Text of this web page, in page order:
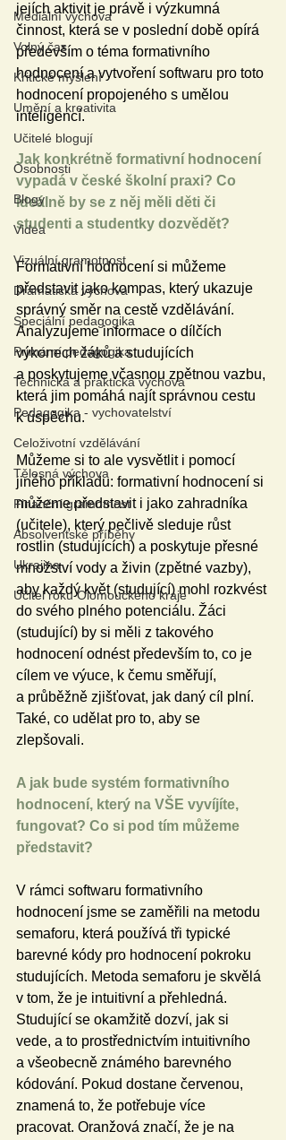
Mediální výchova
Volný čas
Kritické myšlení
Umění a kreativita
Učitelé blogují
Osobnosti
Blogy
Videa
Vizuální gramotnost
Dramatická výchova
Speciální pedagogika
Primární pedagogika
Technická a praktická výchova
Pedagogika - vychovatelství
Celoživotní vzdělávání
Tělesná výchova
Finanční gramotnost
Absolventské příběhy
Ukrajina
Učitel roku Olomouckého kraje
jejích aktivit je právě i výzkumná
činnost, která se v poslední době opírá
především o téma formativního
hodnocení a vytvoření softwaru pro toto
hodnocení propojeného s umělou
inteligencí.
Jak konkrétně formativní hodnocení
vypadá v české školní praxi? Co
ideálně by se z něj měli děti či
studenti a studentky dozvědět?
Formativní hodnocení si můžeme
představit jako kompas, který ukazuje
správný směr na cestě vzdělávání.
Analyzujeme informace o dílčích
výkonech žáků a studujících
a poskytujeme včasnou zpětnou vazbu,
která jim pomáhá najít správnou cestu
k úspěchu.
Můžeme si to ale vysvětlit i pomocí
jiného příkladu: formativní hodnocení si
můžeme představit i jako zahradníka
(učitele), který pečlivě sleduje růst
rostlin (studujících) a poskytuje přesné
množství vody a živin (zpětné vazby),
aby každý květ (studující) mohl rozkvést
do svého plného potenciálu. Žáci
(studující) by si měli z takového
hodnocení odnést především to, co je
cílem ve výuce, k čemu směřují,
a průběžně zjišťovat, jak daný cíl plní.
Také, co udělat pro to, aby se
zlepšovali.
A jak bude systém formativního
hodnocení, který na VŠE vyvíjíte,
fungovat? Co si pod tím můžeme
představit?
V rámci softwaru formativního
hodnocení jsme se zaměřili na metodu
semaforu, která používá tři typické
barevné kódy pro hodnocení pokroku
studujících. Metoda semaforu je skvělá
v tom, že je intuitivní a přehledná.
Studující se okamžitě dozví, jak si
vede, a to prostřednictvím intuitivního
a všeobecně známého barevného
kódování. Pokud dostane červenou,
znamená to, že potřebuje více
pracovat. Oranžová značí, že je na